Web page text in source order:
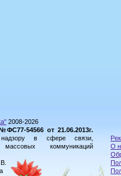
2008-2026
54566 от 21.06.2013г.
в сфере связи,
коммуникаций
О